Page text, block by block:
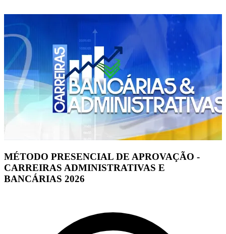
MÉTODO PRESENCIAL DE APROVAÇÃO -
CARREIRAS ADMINISTRATIVAS E
BANCÁRIAS 2026